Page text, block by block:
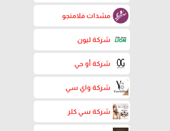
مشدات فلامنجو
شركة ليون
شركة أو جي
شركة واي سي
شركة سي كلر